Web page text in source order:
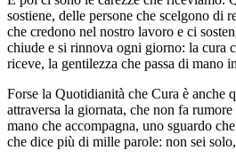
sostiene, delle persone che scelgono di
che credono nel nostro lavoro e ci
chiude e si rinnova ogni giorno: la cura
riceve, la gentilezza che passa di mano
Forse la Quotidianità che Cura è anche
attraversa la giornata, che non fa
mano che accompagna, uno sguardo
che dice più di mille parole: non sei